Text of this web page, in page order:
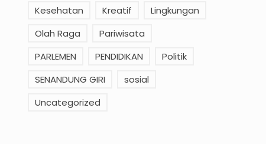
Kesehatan
Kreatif
Lingkungan
Olah Raga
Pariwisata
PARLEMEN
PENDIDIKAN
Politik
SENANDUNG GIRI
sosial
Uncategorized